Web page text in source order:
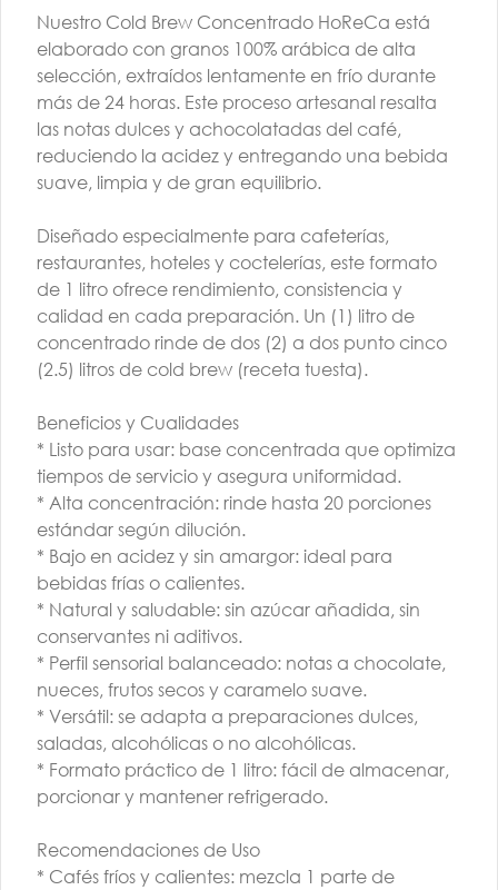
Máquina de Café
Royal BLK
$1.173.340
Catas & Actividades
Cata 23 | AGO |
16:00 H
$14.000
Cata 9 | AGO |
16:00 H
TALLER BARISTA |
AGO | G1 | AM
$260.000
TALLER BARISTA |
AGO | G2 | AM ó
Nuestro Cold Brew Concentrado HoReCa está
elaborado con granos 100% arábica de alta
selección, extraídos lentamente en frío durante
más de 24 horas. Este proceso artesanal resalta
las notas dulces y achocolatadas del café,
reduciendo la acidez y entregando una bebida
suave, limpia y de gran equilibrio.
Diseñado especialmente para cafeterías,
restaurantes, hoteles y coctelerías, este formato
de 1 litro ofrece rendimiento, consistencia y
calidad en cada preparación. Un (1) litro de
concentrado rinde de dos (2) a dos punto cinco
(2.5) litros de cold brew (receta tuesta).
Beneficios y Cualidades
* Listo para usar: base concentrada que optimiza
tiempos de servicio y asegura uniformidad.
* Alta concentración: rinde hasta 20 porciones
estándar según dilución.
* Bajo en acidez y sin amargor: ideal para
bebidas frías o calientes.
* Natural y saludable: sin azúcar añadida, sin
conservantes ni aditivos.
* Perfil sensorial balanceado: notas a chocolate,
nueces, frutos secos y caramelo suave.
* Versátil: se adapta a preparaciones dulces,
saladas, alcohólicas o no alcohólicas.
* Formato práctico de 1 litro: fácil de almacenar,
porcionar y mantener refrigerado.
Recomendaciones de Uso
* Cafés fríos y calientes: mezcla 1 parte de